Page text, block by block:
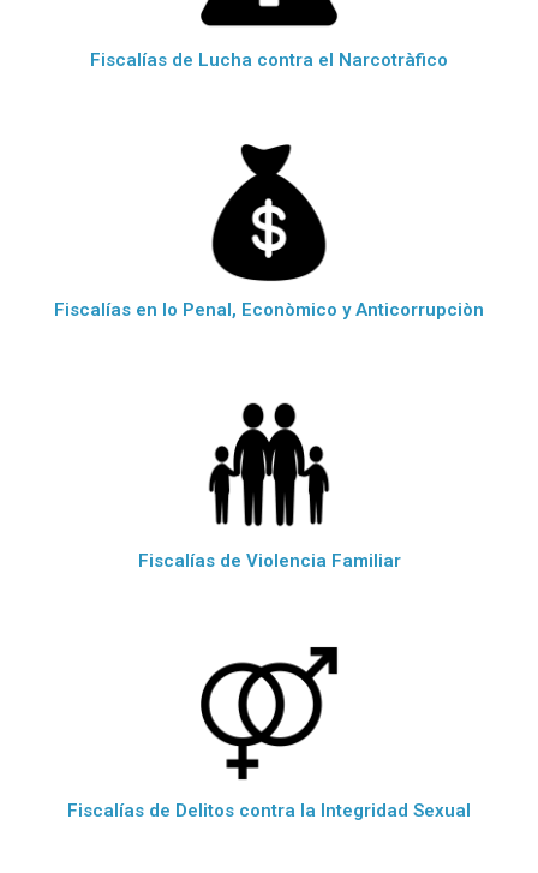
Fiscalías de Lucha contra el Narcotràfico
Fiscalías en lo Penal, Econòmico y Anticorrupciòn
Fiscalías de Violencia Familiar
Fiscalías de Delitos contra la Integridad Sexual